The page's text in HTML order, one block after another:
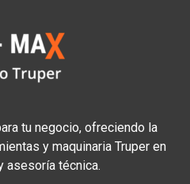
tu negocio, ofreciendo la
y maquinaria Truper en
asesoría técnica.